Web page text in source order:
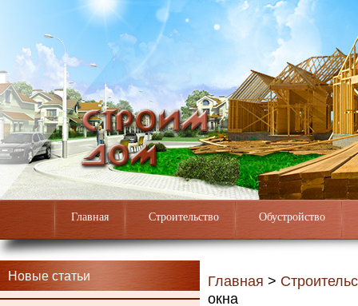
Главная Строительство Обустройство
Новые статьи Главная >
окна